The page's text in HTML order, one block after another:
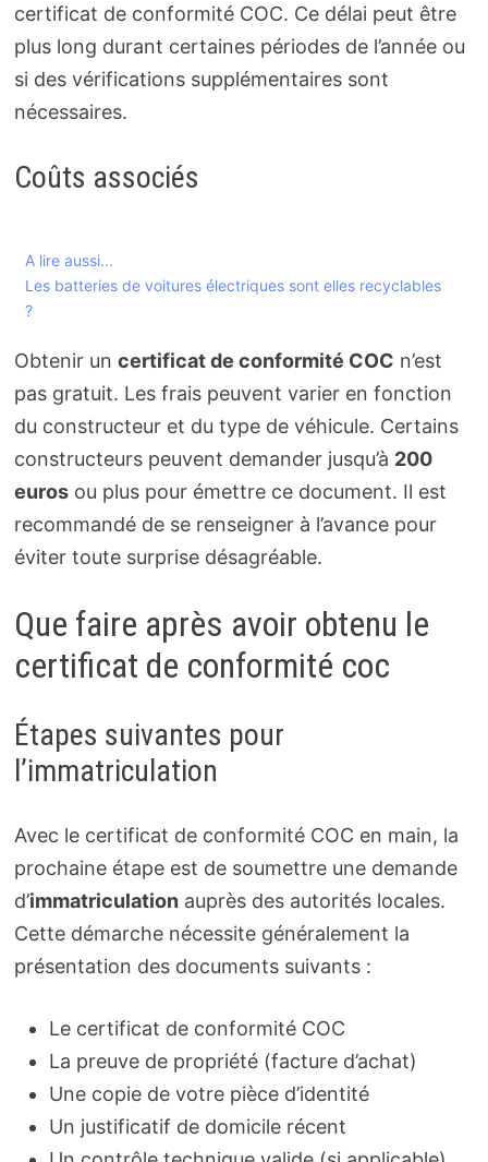
certificat de conformité COC. Ce délai peut être
plus long durant certaines périodes de l’année ou
si des vérifications supplémentaires sont
nécessaires.
Coûts associés
A lire aussi...
Les batteries de voitures électriques sont elles recyclables
?
Obtenir un certificat de conformité COC n’est
pas gratuit. Les frais peuvent varier en fonction
du constructeur et du type de véhicule. Certains
constructeurs peuvent demander jusqu’à 200
eurosou plus pour émettre ce document. Il est
recommandé de se renseigner à l’avance pour
éviter toute surprise désagréable.
Que faire après avoir obtenu le
certificat de conformité coc
Étapes suivantes pour
l’immatriculation
Avec le certificat de conformité COC en main, la
prochaine étape est de soumettre une demande
d’immatriculation auprès des autorités locales.
Cette démarche nécessite généralement la
présentation des documents suivants :
Le certificat de conformité COC
La preuve de propriété (facture d’achat)
Une copie de votre pièce d’identité
Un justificatif de domicile récent